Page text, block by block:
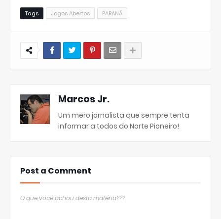
Tags Jogos Abertos PARANÁ
Marcos Jr.
Um mero jornalista que sempre tenta
informar a todos do Norte Pioneiro!
Post a Comment
O que você achou desta matéria???